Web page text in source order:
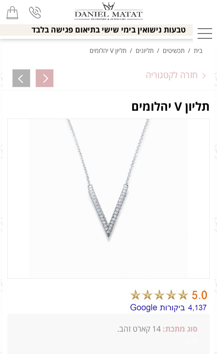
טבעות נישואין בימי שישי בתיאום פגישה בלבד
בית / תכשיטים / תליונים / תליון V יהלומים
חזרה לקטגוריה
תליון V יהלומים
סוג מתכת: 14 קארט זהב.